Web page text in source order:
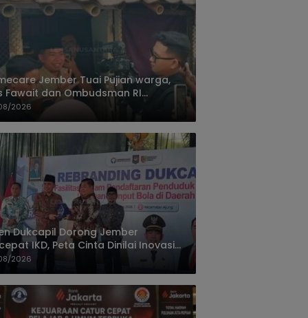
Jember Tuai Pujian warga,
Fawait dan Ombudsman RI
Layanan Kesehatan Rumah
2026
Dukcapil Dorong Jember
IKD, Peta Cinta Dinilai Inovasi
Terbaik
2026